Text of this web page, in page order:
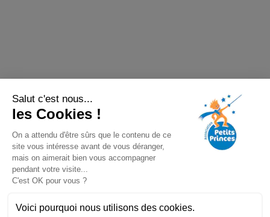
Salut c'est nous...
les Cookies !
On a attendu d'être sûrs que le contenu de ce
site vous intéresse avant de vous déranger,
mais on aimerait bien vous accompagner
pendant votre visite...
C'est OK pour vous ?
Voici pourquoi nous utilisons des cookies.